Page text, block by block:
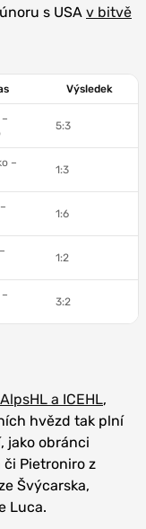
s USA v bitvě
Výsledek
–
5:3
–
1:3
1:6
1:2
–
3:2
a ICEHL,
hvězd tak plní
jako obránci
či Pietroniro z
Švýcarska,
Luca.